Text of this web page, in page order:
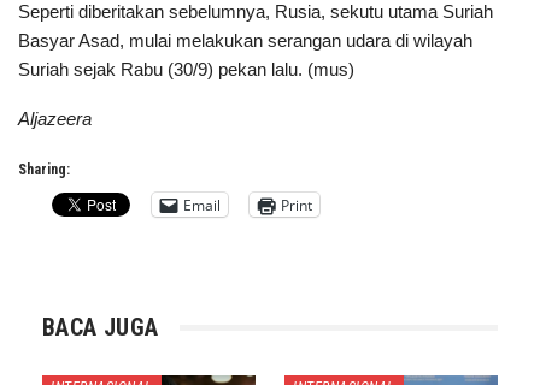
Seperti diberitakan sebelumnya, Rusia, sekutu utama Suriah
Basyar Asad, mulai melakukan serangan udara di wilayah
Suriah sejak Rabu (30/9) pekan lalu. (mus)
Aljazeera
Sharing:
Email Print
BACA JUGA